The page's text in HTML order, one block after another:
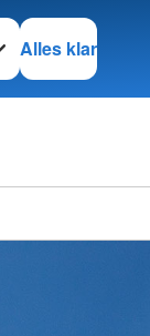
Alles klar